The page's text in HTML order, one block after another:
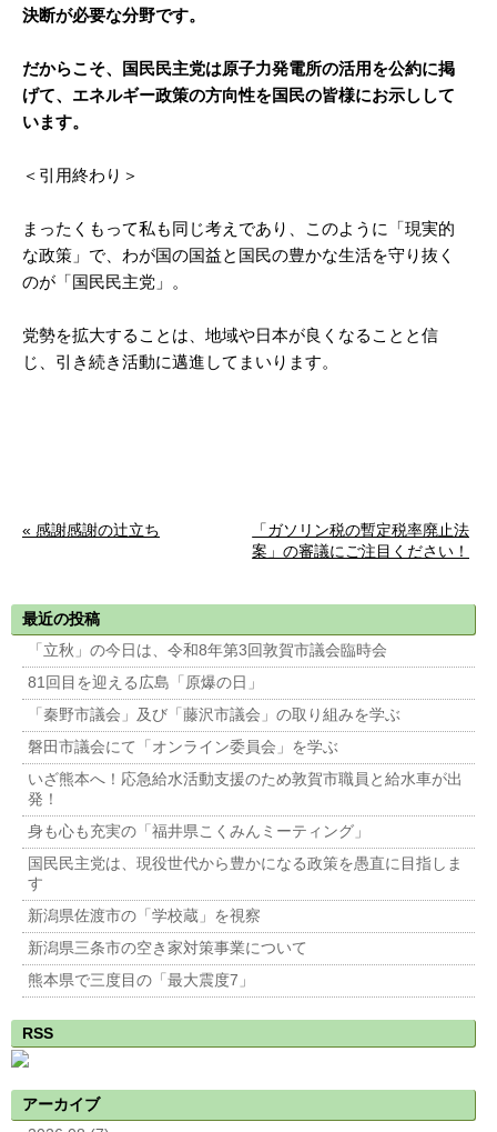
決断が必要な分野です。
だからこそ、国民民主党は原子力発電所の活用を公約に掲
げて、エネルギー政策の方向性を国民の皆様にお示しして
います。
＜引用終わり＞
まったくもって私も同じ考えであり、このように「現実的
な政策」で、わが国の国益と国民の豊かな生活を守り抜く
のが「国民民主党」。
党勢を拡大することは、地域や日本が良くなることと信
じ、引き続き活動に邁進してまいります。
« 感謝感謝の辻立ち
「ガソリン税の暫定税率廃止法
案」の審議にご注目ください！
最近の投稿
「立秋」の今日は、令和8年第3回敦賀市議会臨時会
81回目を迎える広島「原爆の日」
「秦野市議会」及び「藤沢市議会」の取り組みを学ぶ
磐田市議会にて「オンライン委員会」を学ぶ
いざ熊本へ！応急給水活動支援のため敦賀市職員と給水車が出
発！
身も心も充実の「福井県こくみんミーティング」
国民民主党は、現役世代から豊かになる政策を愚直に目指しま
す
新潟県佐渡市の「学校蔵」を視察
新潟県三条市の空き家対策事業について
熊本県で三度目の「最大震度7」
RSS
アーカイブ